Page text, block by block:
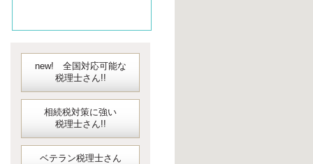
new! 全国対応可能な
税理士さん!!
相続税対策に強い
税理士さん!!
ベテラン税理士さん